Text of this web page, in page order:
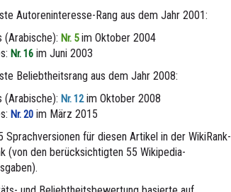
Autoreninteresse-Rang aus dem Jahr 2001:
(Arabische): Nr. 5im Oktober 2004
Nr. 16 im Juni 2003
Beliebtheitsrang aus dem Jahr 2008:
(Arabische): Nr. 12im Oktober 2008
Nr. 20 im März 2015
Sprachversionen für diesen Artikel in der WikiRank-
(von den berücksichtigten 55 Wikipedia-